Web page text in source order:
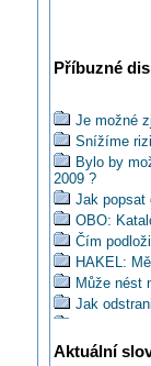
Příbuzné
Je možné
Snížíme
Bylo by
2009 ?
Jak popsat
OBO:
Čím
HAKEL:
Může nést
Jak
Modulární
Aktuální